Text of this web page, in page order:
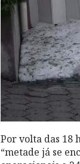
Por volta das 18
“metade já se